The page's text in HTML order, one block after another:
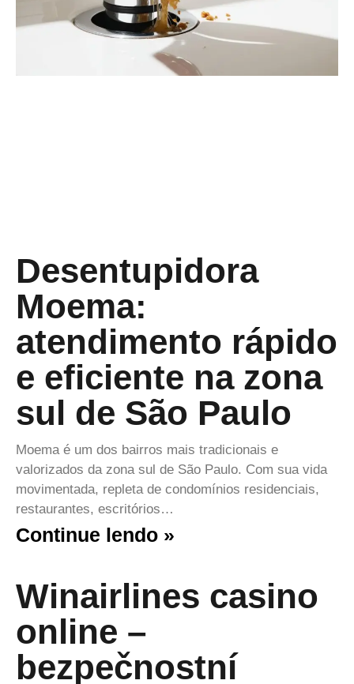
Desentupidora
Moema:
atendimento rápido
e eficiente na zona
sul de São Paulo
Moema é um dos bairros mais tradicionais e
valorizados da zona sul de São Paulo. Com sua vida
movimentada, repleta de condomínios residenciais,
restaurantes, escritórios…
Continue lendo »
Winairlines casino
online –
bezpečnostní